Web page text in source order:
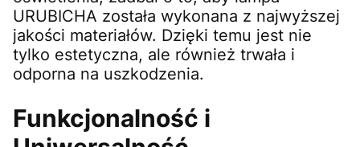
URUBICHA została wykonana z najwyższej
jakości materiałów. Dzięki temu jest nie
tylko estetyczna, ale również trwała i
odporna na uszkodzenia.
Funkcjonalność i